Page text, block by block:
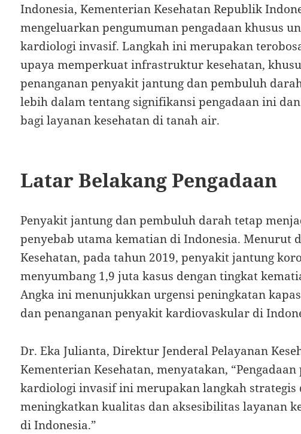
Indonesia, Kementerian Kesehatan Republik
mengeluarkan pengumuman pengadaan khusus
kardiologi invasif. Langkah ini merupakan
upaya memperkuat infrastruktur kesehatan,
penanganan penyakit jantung dan pembuluh
lebih dalam tentang signifikansi pengadaan ini
bagi layanan kesehatan di tanah air.
Latar Belakang Pengadaan
Penyakit jantung dan pembuluh darah tetap
penyebab utama kematian di Indonesia. Menurut
Kesehatan, pada tahun 2019, penyakit jantung
menyumbang 1,9 juta kasus dengan tingkat
Angka ini menunjukkan urgensi peningkatan
dan penanganan penyakit kardiovaskular di
Dr. Eka Julianta, Direktur Jenderal Pelayanan
Kementerian Kesehatan, menyatakan,
kardiologi invasif ini merupakan langkah strategis
meningkatkan kualitas dan aksesibilitas layanan
di Indonesia.”